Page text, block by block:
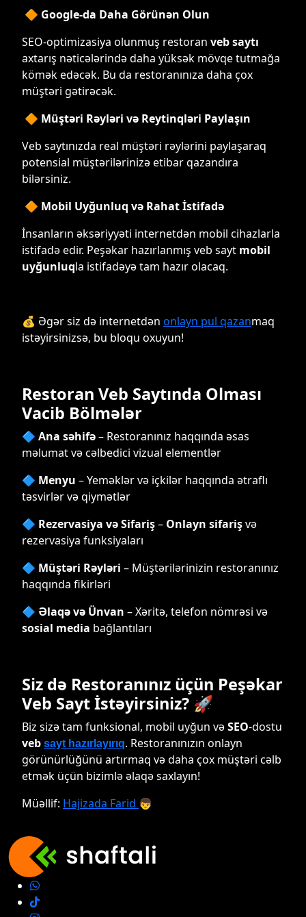
🔶 Google-da Daha Görünən Olun
SEO-optimizasiya olunmuş restoran veb saytı
axtarış nəticələrində daha yüksək mövqe tutmağa
kömək edəcək. Bu da restoranınıza daha çox
müştəri gətirəcək.
🔶 Müştəri Rəyləri və Reytinqləri Paylaşın
Veb saytınızda real müştəri rəylərini paylaşaraq
potensial müştərilərinizə etibar qazandıra
bilərsiniz.
🔶 Mobil Uyğunluq və Rahat İstifadə
İnsanların əksəriyyəti internetdən mobil cihazlarla
istifadə edir. Peşəkar hazırlanmış veb sayt mobil
uyğunluqla istifadəyə tam hazır olacaq.
💰 Əgər siz də internetdən onlayn pul qazanmaq
istəyirsinizsə, bu bloqu oxuyun!
Restoran Veb Saytında Olması
Vacib Bölmələr
🔷 Ana səhifə– Restoranınız haqqında əsas
məlumat və cəlbedici vizual elementlər
🔷 Menyu – Yeməklər və içkilər haqqında ətraflı
təsvirlər və qiymətlər
🔷 Rezervasiya və Sifariş– Onlayn sifarişvə
rezervasiya funksiyaları
🔷 Müştəri Rəyləri – Müştərilərinizin restoranınız
haqqında fikirləri
🔷 Əlaqə və Ünvan – Xəritə, telefon nömrəsi və
sosial media bağlantıları
Siz də Restoranınız üçün Peşəkar
Veb Sayt İstəyirsiniz? 🚀
Biz sizə tam funksional, mobil uyğun vəSEO-dostu
veb sayt hazırlayırıq. Restoranınızın onlayn
görünürlüğünü artırmaq və daha çox müştəri cəlb
etmək üçün bizimlə əlaqə saxlayın!
Müəllif: Hajizada Farid 👦